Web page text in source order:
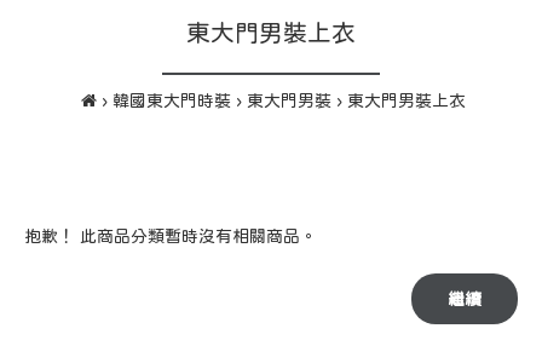
東大門男裝上衣
韓國東大門時裝 東大門男裝 東大門男裝上衣
抱歉！ 此商品分類暫時沒有相關商品。
繼續